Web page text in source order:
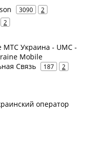
3090 2
2
МТС Украина - UMC -
Mobile
Связь
187 2
оператор